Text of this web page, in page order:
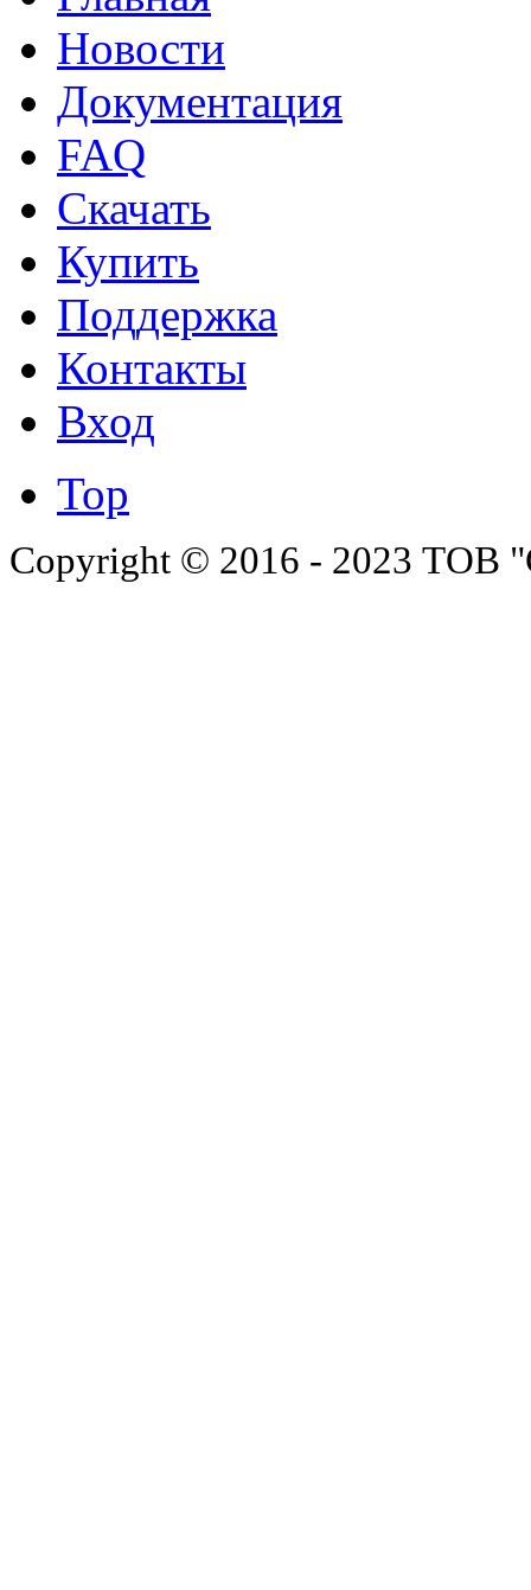
Новости
Документация
FAQ
Скачать
Купить
Поддержка
Контакты
Вход
Top
Copyright © 2016 - 2023 ТОВ